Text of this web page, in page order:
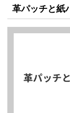
革パッチと紙